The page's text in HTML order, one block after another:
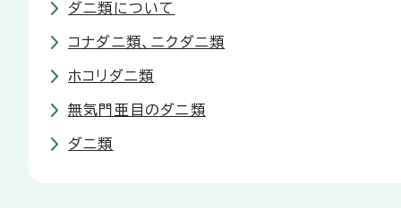
ダニ類について
コナダニ類、ニクダニ類
ホコリダニ類
無気門亜目のダニ類
ダニ類